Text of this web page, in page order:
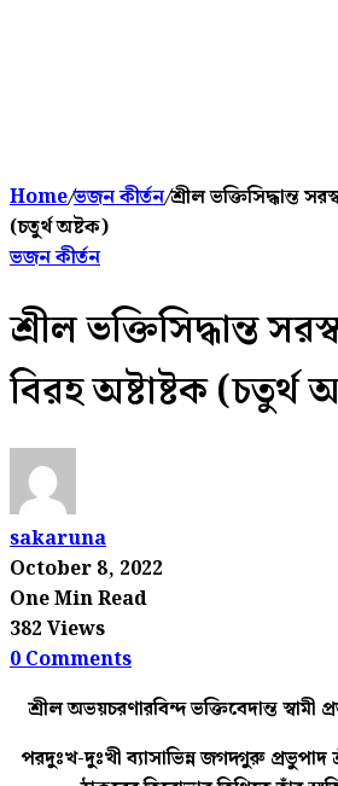
Home/ভজন কীর্তন/শ্রীল ভক্তিসিদ্ধান্ত
(চতুর্থ অষ্টক)
ভজন কীর্তন
শ্রীল ভক্তিসিদ্ধান্ত
বিরহ অষ্টাষ্টক (চতুর্থ
sakaruna
October 8, 2022
One Min Read
382 Views
0 Comments
শ্রীল অভয়চরণারবিন্দ ভক্তিবেদান্ত স্বামী
পরদুঃখ-দুঃখী ব্যাসাভিন্ন জগদ্গুরু প্রভুপাদ